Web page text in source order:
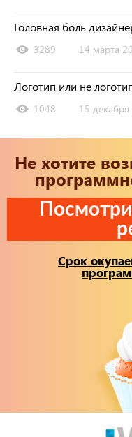
Головная боль
3289 14 марта
Логотип или не
1048 15 декабря
Не хотите
Срок